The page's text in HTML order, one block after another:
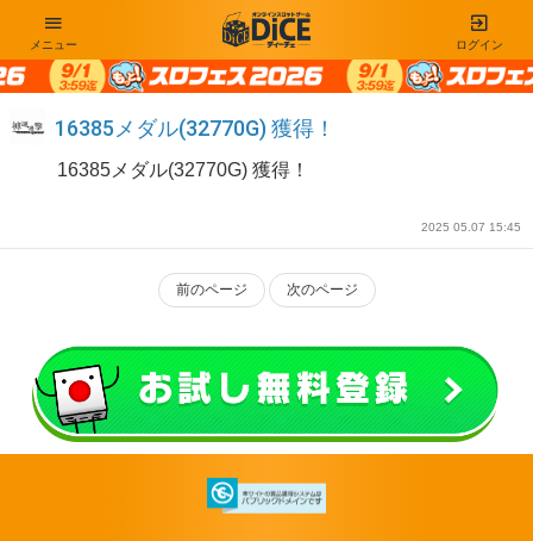
ログイン
メニュー
16385メダル(32770G) 獲得！
16385メダル(32770G) 獲得！
2025 05.07 15:45
前のページ 次のページ